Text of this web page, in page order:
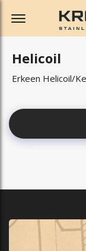
Offcanvas
Helicoil
Erkeen Helicoil/